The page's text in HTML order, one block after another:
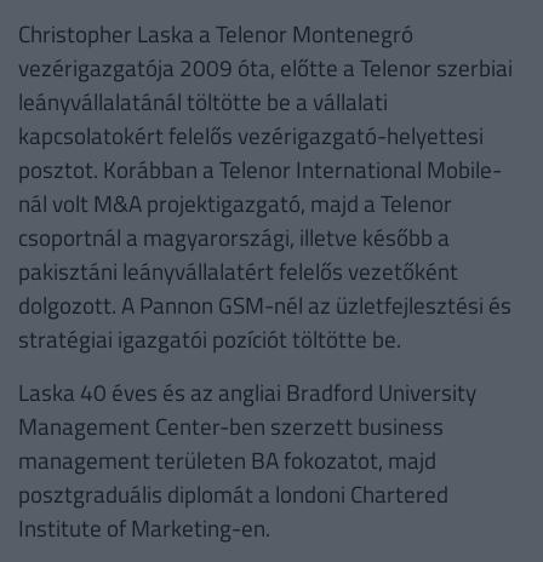
Christopher Laska a Telenor Montenegró
vezérigazgatója 2009 óta, előtte a Telenor szerbiai
leányvállalatánál töltötte be a vállalati
kapcsolatokért felelős vezérigazgató-helyettesi
posztot. Korábban a Telenor International Mobile-
nál volt M&A projektigazgató, majd a Telenor
csoportnál a magyarországi, illetve később a
pakisztáni leányvállalatért felelős vezetőként
dolgozott. A Pannon GSM-nél az üzletfejlesztési és
stratégiai igazgatói pozíciót töltötte be.
Laska 40 éves és az angliai Bradford University
Management Center-ben szerzett business
management területen BA fokozatot, majd
posztgraduális diplomát a londoni Chartered
Institute of Marketing-en.